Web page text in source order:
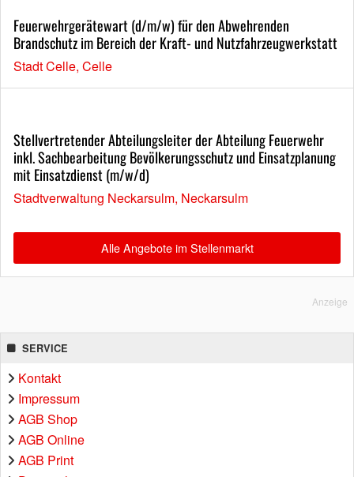
Feuerwehrgerätewart (d/m/w) für den Abwehrenden
Brandschutz im Bereich der Kraft- und Nutzfahrzeugwerkstatt
Stadt Celle, Celle
Stellvertretender Abteilungsleiter der Abteilung Feuerwehr
inkl. Sachbearbeitung Bevölkerungsschutz und Einsatzplanung
mit Einsatzdienst (m/w/d)
Stadtverwaltung Neckarsulm, Neckarsulm
Alle Angebote im Stellenmarkt
Anzeige
SERVICE
Kontakt
Impressum
AGB Shop
AGB Online
AGB Print